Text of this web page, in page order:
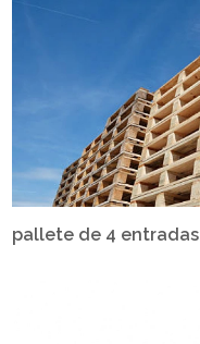
pallete de 4 entradas